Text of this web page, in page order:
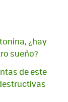
¿hay
sueño?
de este